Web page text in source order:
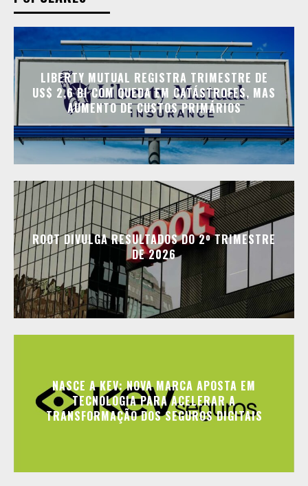
LIBERTY MUTUAL REGISTRA TRIMESTRE DE
US$ 2,6 BI COM QUEDA EM CATÁSTROFES, MAS
AUMENTO DE CUSTOS PRIMÁRIOS
ROOT DIVULGA RESULTADOS DO 2º TRIMESTRE
DE 2026
NASCE A KEV: NOVA MARCA APOSTA EM
TECNOLOGIA PARA ACELERAR A
TRANSFORMAÇÃO DOS SEGUROS DIGITAIS